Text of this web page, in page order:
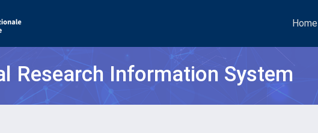
Home
Research Information System